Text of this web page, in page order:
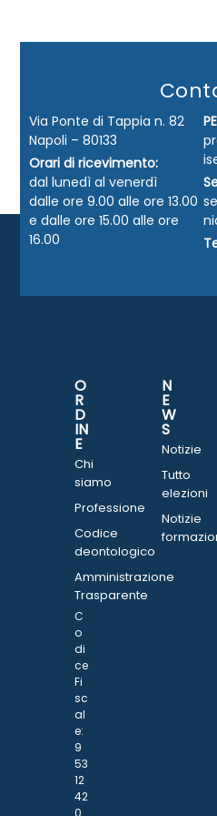
Via Ponte di Tappia n. 82
Napoli – 80133
Orari di ricevimento:
dal lunedì al venerdì
dalle ore 9.00 alle ore 13.00
e dalle ore 15.00 alle ore
16.00
O
R
D
IN
E
Chi
siamo
Professione
Codice
deontologico
Amministrazione
Trasparente
C
o
di
ce
Fi
sc
al
e:
9
53
12
42
0
N
E
W
S
Notizie
Tutto
elezioni
Notizie